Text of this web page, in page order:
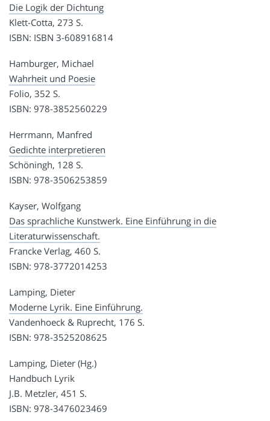
Die Logik der Dichtung
Klett-Cotta, 273 S.
ISBN: ISBN 3-608916814
Hamburger, Michael
Wahrheit und Poesie
Folio, 352 S.
ISBN: 978-3852560229
Herrmann, Manfred
Gedichte interpretieren
Schöningh, 128 S.
ISBN: 978-3506253859
Kayser, Wolfgang
Das sprachliche Kunstwerk. Eine Einführung in die
Literaturwissenschaft.
Francke Verlag, 460 S.
ISBN: 978-3772014253
Lamping, Dieter
Moderne Lyrik. Eine Einführung.
Vandenhoeck & Ruprecht, 176 S.
ISBN: 978-3525208625
Lamping, Dieter (Hg.)
Handbuch Lyrik
J.B. Metzler, 451 S.
ISBN: 978-3476023469